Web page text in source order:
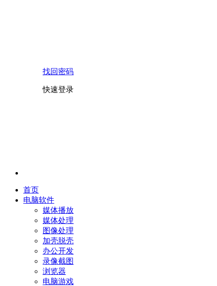
找回密码
快速登录
首页
电脑软件
媒体播放
媒体处理
图像处理
加壳脱壳
办公开发
录像截图
浏览器
电脑游戏